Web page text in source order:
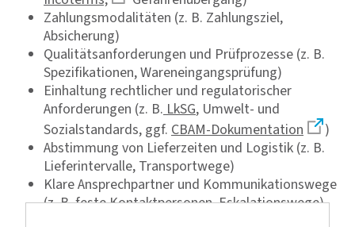
Zahlungsmodalitäten (z. B. Zahlungsziel,
Absicherung)
Qualitätsanforderungen und Prüfprozesse (z. B.
Spezifikationen, Wareneingangsprüfung)
Einhaltung rechtlicher und regulatorischer
Anforderungen (z. B. LkSG, Umwelt- und
Sozialstandards, ggf. CBAM-Dokumentation
)
Abstimmung von Lieferzeiten und Logistik (z. B.
Lieferintervalle, Transportwege)
Klare Ansprechpartner und Kommunikationswege
(z. B. feste Kontaktpersonen, Eskalationswege)